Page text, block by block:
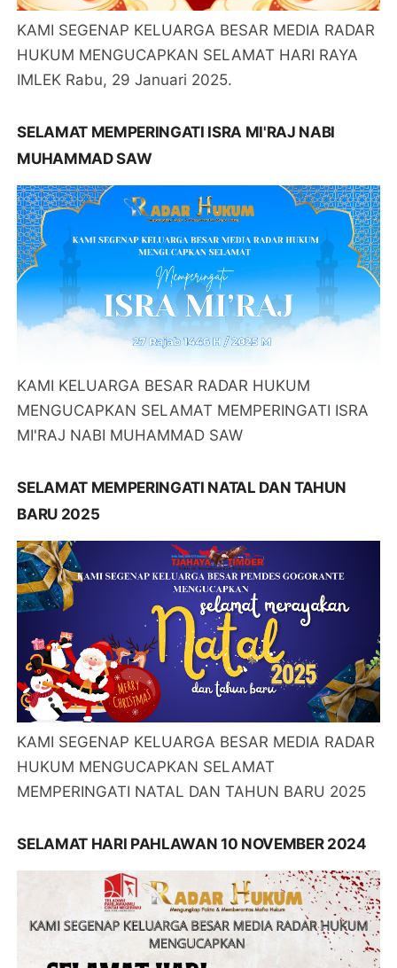
KAMI SEGENAP KELUARGA BESAR MEDIA RADAR
HUKUM MENGUCAPKAN SELAMAT HARI RAYA
IMLEK Rabu, 29 Januari 2025.
SELAMAT MEMPERINGATI ISRA MI'RAJ NABI
MUHAMMAD SAW
KAMI KELUARGA BESAR RADAR HUKUM
MENGUCAPKAN SELAMAT MEMPERINGATI ISRA
MI'RAJ NABI MUHAMMAD SAW
SELAMAT MEMPERINGATI NATAL DAN TAHUN
BARU 2025
KAMI SEGENAP KELUARGA BESAR MEDIA RADAR
HUKUM MENGUCAPKAN SELAMAT
MEMPERINGATI NATAL DAN TAHUN BARU 2025
SELAMAT HARI PAHLAWAN 10 NOVEMBER 2024